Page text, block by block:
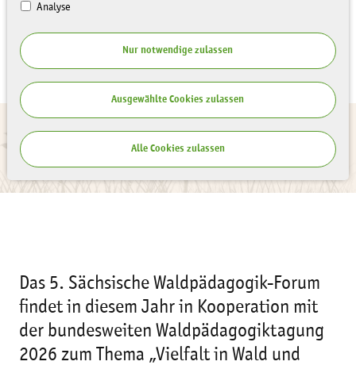
Analyse
Nur notwendige zulassen
Ausgewählte Cookies zulassen
Alle Cookies zulassen
Das 5. Sächsische Waldpädagogik-Forum
findet in diesem Jahr in Kooperation mit
der bundesweiten Waldpädagogiktagung
2026 zum Thema „Vielfalt in Wald und